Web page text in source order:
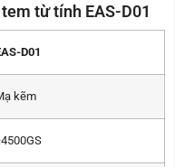
từ tính EAS-D01
D01
kẽm